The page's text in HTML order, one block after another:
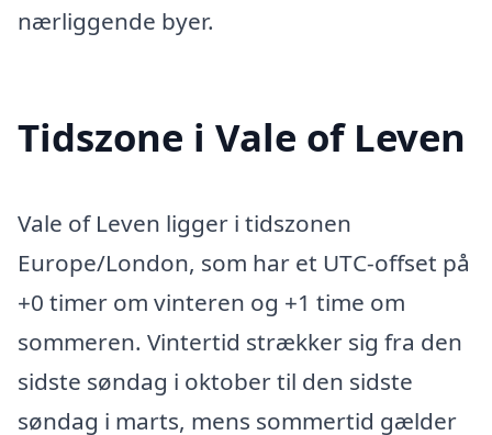
nærliggende byer.
Tidszone i Vale of Leven
Vale of Leven ligger i tidszonen
Europe/London, som har et UTC-offset på
+0 timer om vinteren og +1 time om
sommeren. Vintertid strækker sig fra den
sidste søndag i oktober til den sidste
søndag i marts, mens sommertid gælder